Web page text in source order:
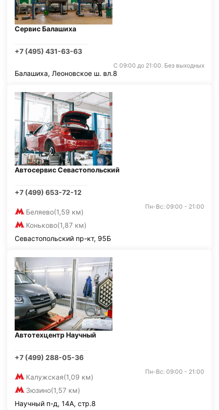
Сервис Балашиха
+7 (495) 431-63-63
С 09:00 до 21:00. Без выходных
Балашиха, Леоновское ш. вл.8
Автосервис Севастопольский
+7 (499) 653-72-12
Беляево(1,59 км)
Коньково(1,87 км)
Пн-Вс: 09:00 - 21:00
Севастопольский пр-кт, 95Б
Автотехцентр Научный
+7 (499) 288-05-36
Калужская(1,09 км)
Зюзино(1,57 км)
Пн-Вс: 09:00 - 21:00
Научный п-д, 14А, стр.8